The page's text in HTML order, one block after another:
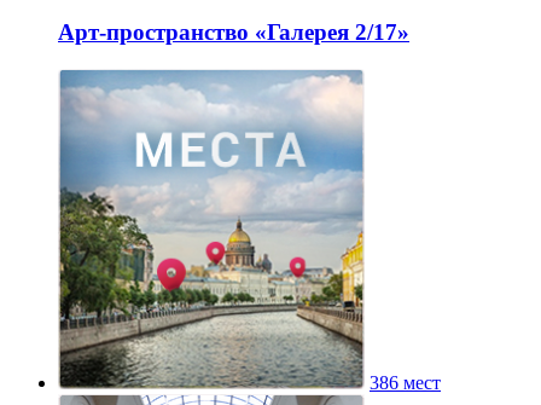
Арт-пространство «Галерея 2/17»
386 мест